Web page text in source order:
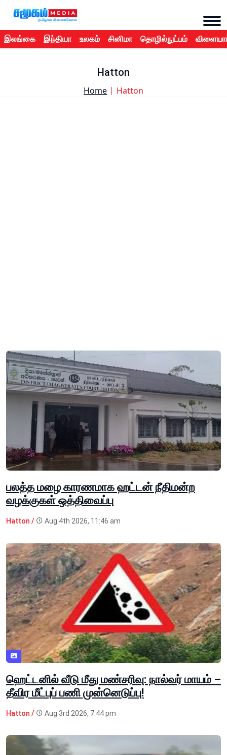
இலங்கை இந்தியா உலகம் சினிமா தொழில்நுட்பம்
Hatton
Home Hatton
பலத்த மழை காரணமாக ஹட்டன் நீதிமன்ற
வழக்குகள் ஒத்திவைப்பு
Hatton / Aug 4th 2026, 11:46 am
ஹெட்டனில் வீடு மீது மண்சரிவு: நால்வர் மாயம் –
தீவிர மீட்புப் பணி முன்னெடுப்பு!
Hatton / Aug 3rd 2026, 7:44 pm